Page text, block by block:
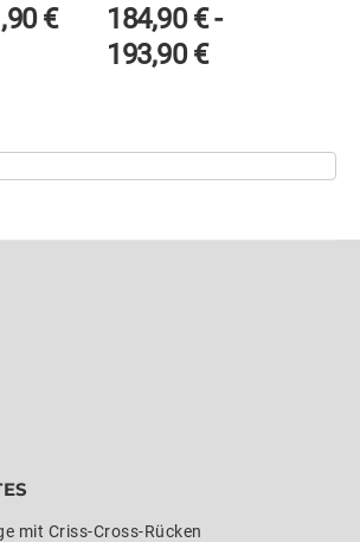
€ 184,90€-
193,90€
mit Criss-Cross-Rücken